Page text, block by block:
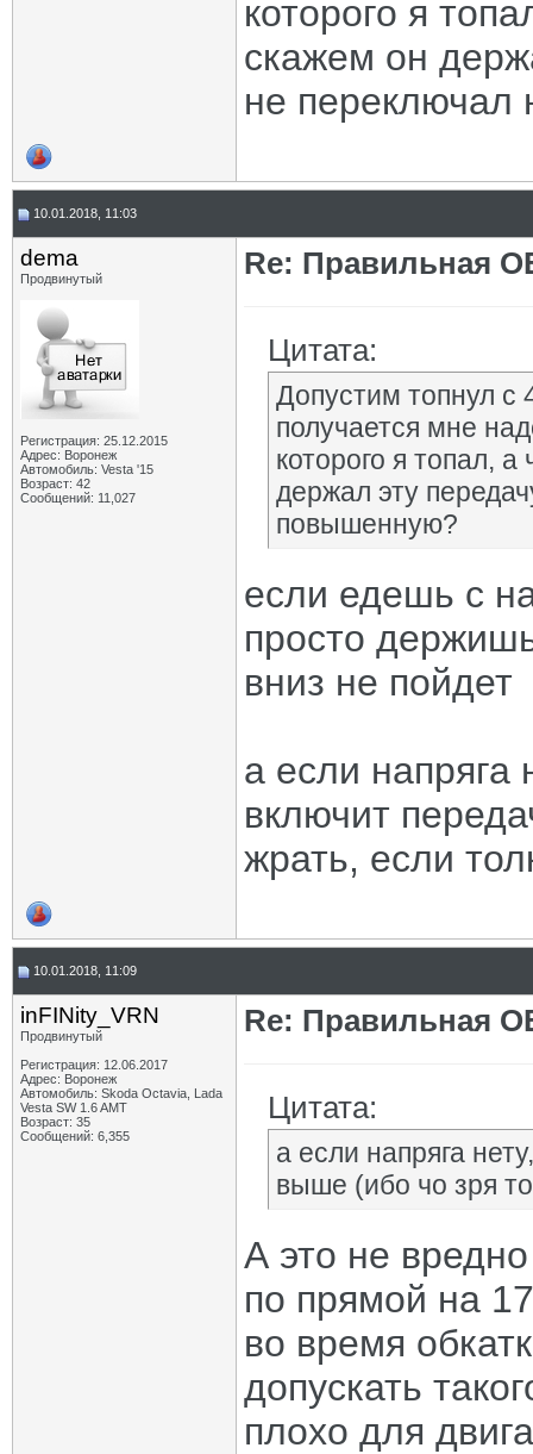
которого я
скажем он
не
10.01.2018, 11:03
dema
Продвинутый
Регистрация: 25.12.2015
Адрес: Воронеж
Автомобиль: Vesta '15
Возраст: 42
Сообщений: 11,027
Re: Правильная
Цитата:
Допустим топнул с
получается мне
которого я топал,
держал эту
повышенную?
если едешь с
просто
вниз не пойдет
а если напряга
включит
жрать, если
10.01.2018, 11:09
inFINity_VRN
Продвинутый
Регистрация: 12.06.2017
Адрес: Воронеж
Автомобиль: Skoda Octavia, Lada
Vesta SW 1.6 AMT
Возраст: 35
Сообщений: 6,355
Re: Правильная
Цитата:
а если напряга
выше (ибо чо зря
А это не
по прямой на
во время
допускать
плохо для